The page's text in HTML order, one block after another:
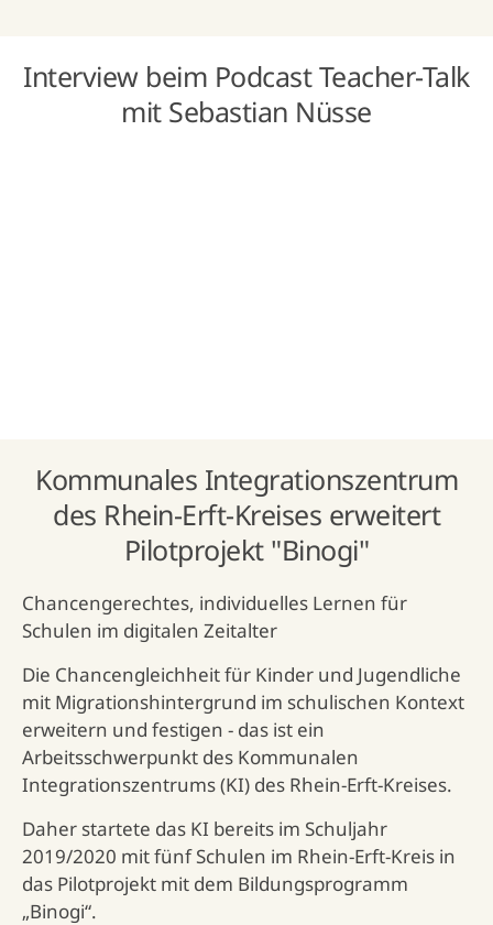
Interview beim Podcast Teacher-Talk
mit Sebastian Nüsse
Kommunales Integrationszentrum
des Rhein-Erft-Kreises erweitert
Pilotprojekt "Binogi"
Chancengerechtes, individuelles Lernen für
Schulen im digitalen Zeitalter
Die Chancengleichheit für Kinder und Jugendliche
mit Migrationshintergrund im schulischen Kontext
erweitern und festigen - das ist ein
Arbeitsschwerpunkt des Kommunalen
Integrationszentrums (KI) des Rhein-Erft-Kreises.
Daher startete das KI bereits im Schuljahr
2019/2020 mit fünf Schulen im Rhein-Erft-Kreis in
das Pilotprojekt mit dem Bildungsprogramm
„Binogi“.